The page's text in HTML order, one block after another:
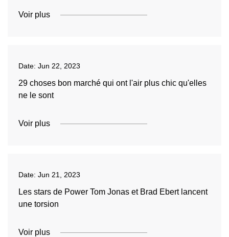
Voir plus
Date: Jun 22, 2023
29 choses bon marché qui ont l'air plus chic qu'elles
ne le sont
Voir plus
Date: Jun 21, 2023
Les stars de Power Tom Jonas et Brad Ebert lancent
une torsion
Voir plus